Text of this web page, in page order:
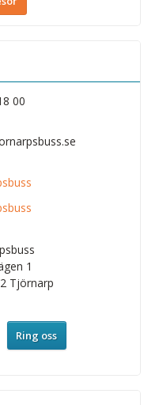
00
1
Tjörnarp
Ring oss